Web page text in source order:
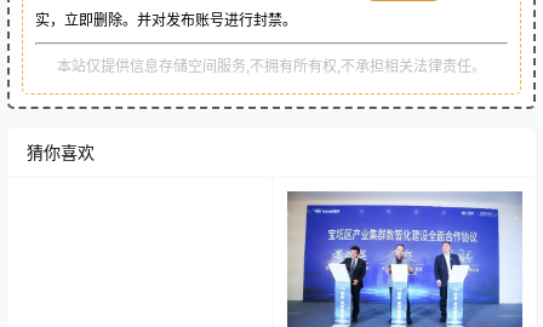
实，立即删除。并对发布账号进行封禁。
本站仅提供信息存储空间服务,不拥有所有权,不承担相关法律责任。
猜你喜欢